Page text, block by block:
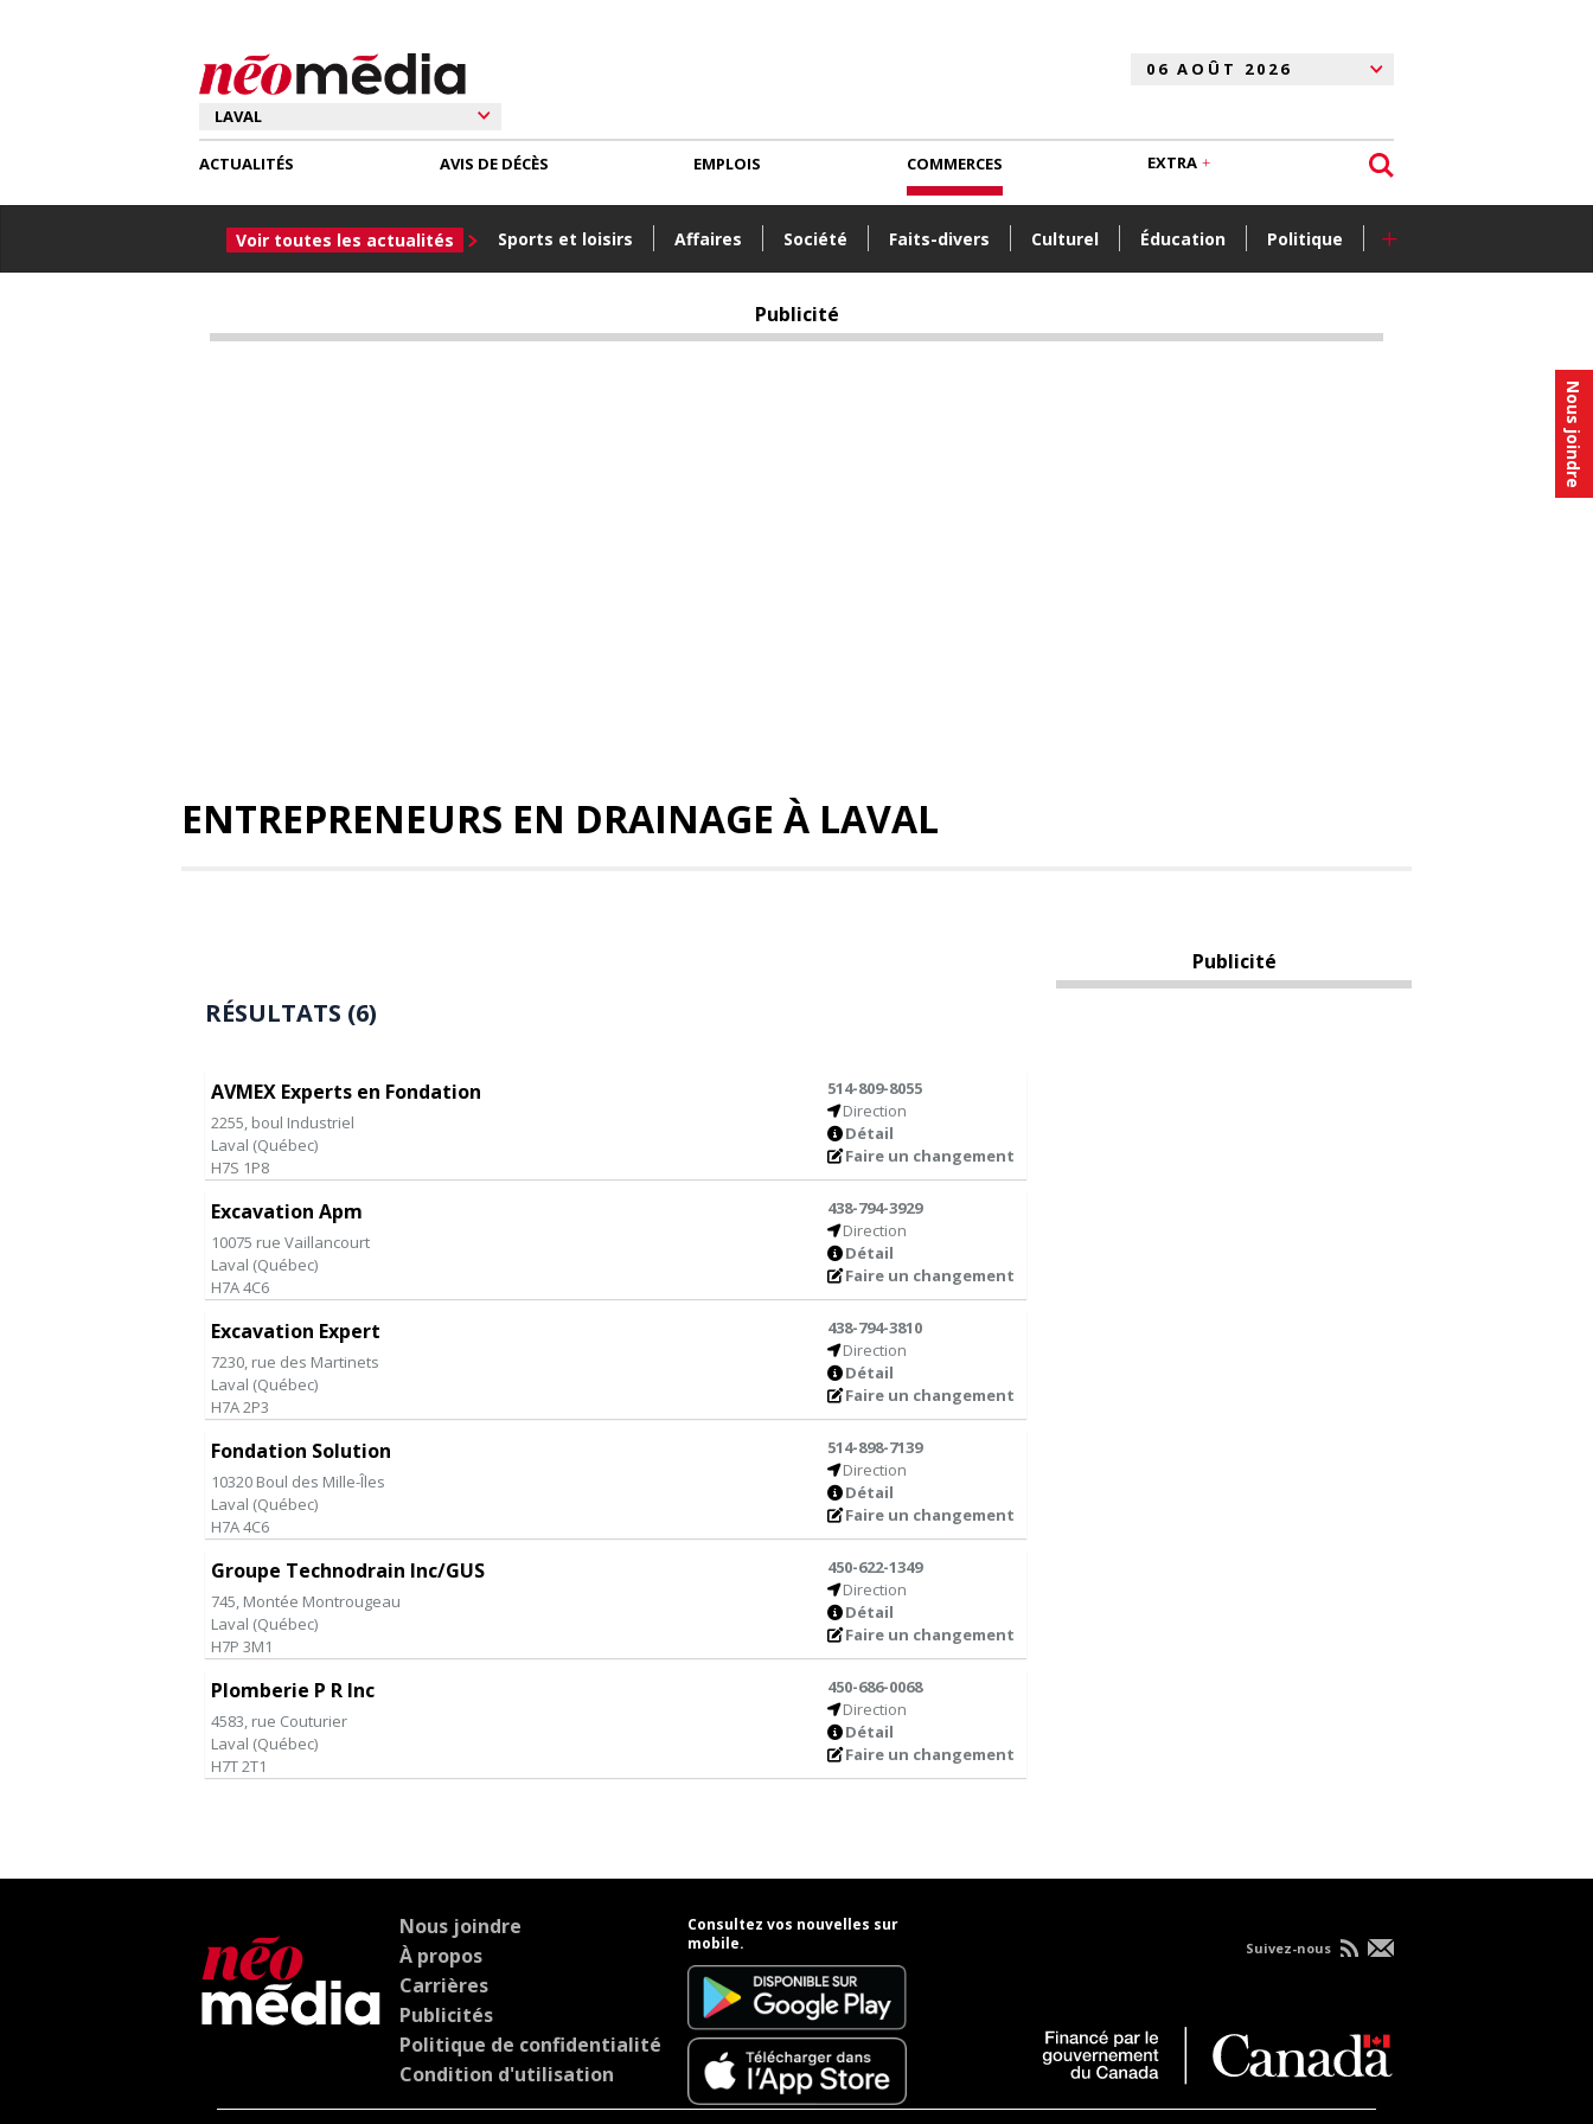
Nous joindre
ACTUALITÉS
Voir toutes les actualités Sports et loisirs Affaires Société Faits-divers Culturel Éducation Politique +
AVIS DE DÉCÈS EMPLOIS COMMERCES EXTRA
Publicité
ENTREPRENEURS EN DRAINAGE À LAVAL
RÉSULTATS (6)
AVMEX Experts en Fondation
2255, boul Industriel
Laval (Québec)
H7S 1P8
514-809-8055
Direction
Détail
Faire un changement
Excavation Apm
10075 rue Vaillancourt
Laval (Québec)
H7A 4C6
438-794-3929
Direction
Détail
Faire un changement
Excavation Expert
7230, rue des Martinets
Laval (Québec)
H7A 2P3
438-794-3810
Direction
Détail
Faire un changement
Fondation Solution
10320 Boul des Mille-Îles
Laval (Québec)
H7A 4C6
514-898-7139
Direction
Détail
Faire un changement
Groupe Technodrain Inc/GUS
745, Montée Montrougeau
Laval (Québec)
H7P 3M1
450-622-1349
Direction
Détail
Faire un changement
Plomberie P R Inc
4583, rue Couturier
Laval (Québec)
H7T 2T1
450-686-0068
Direction
Détail
Faire un changement
Publicité
Nous joindre
À propos
Carrières
Publicités
Politique de confidentialité
Condition d'utilisation
Consultez vos nouvelles sur
mobile.
Suivez-nous